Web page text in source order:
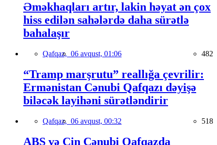
Əməkhaqları artır, lakin həyat ən çox
hiss edilən sahələrdə daha sürətlə
bahalaşır
Qafqaz, 06 avqust, 01:06 482
“Tramp marşrutu” reallığa çevrilir:
Ermənistan Cənubi Qafqazı dəyişə
biləcək layihəni sürətləndirir
Qafqaz, 06 avqust, 00:32 518
ABŞ və Çin Cənubi Qafqazda